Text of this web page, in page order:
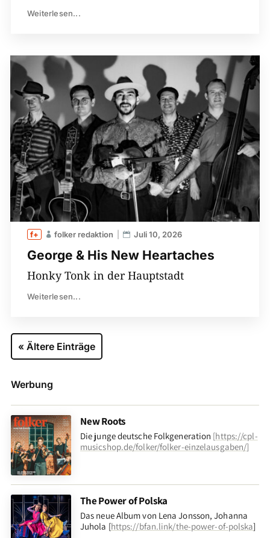
Weiterlesen...
George & His New Heartaches
folker redaktion Juli 10, 2026
Honky Tonk in der Hauptstadt
Weiterlesen...
« Ältere Einträge
Werbung
New Roots
Die junge deutsche Folkgeneration [https://cpl-
musicshop.de/folker/folker-einzelausgaben/]
The Power of Polska
Das neue Album von Lena Jonsson, Johanna
Juhola [https://bfan.link/the-power-of-polska]